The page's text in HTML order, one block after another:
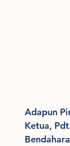
Adapun
Ketua,